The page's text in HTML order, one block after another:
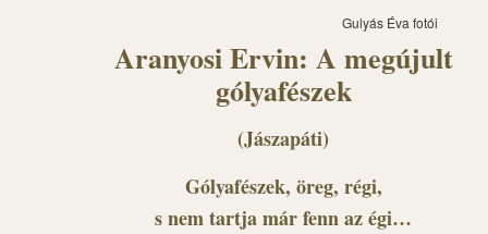
Gulyás Éva fotói
Aranyosi Ervin: A megújult
gólyafészek
(Jászapáti)
Gólyafészek, öreg, régi,
s nem tartja már fenn az égi…